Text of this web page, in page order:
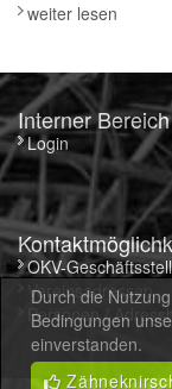
weiter lesen
Interner Bereich
Login
OKV-
Vereinsadressen
Personen /
Durch die
Bedingungen
einverstanden.